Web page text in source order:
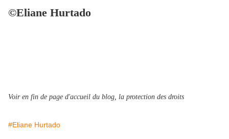
©Eliane Hurtado
Voir en fin de page d'accueil du blog, la protection des droits
#Eliane Hurtado